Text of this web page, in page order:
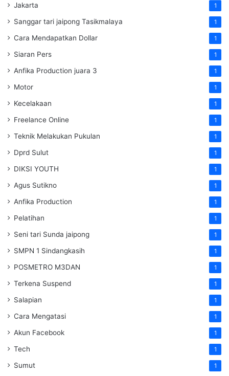
Jakarta 1
Sanggar tari jaipong Tasikmalaya 1
Cara Mendapatkan Dollar 1
Siaran Pers 1
Anfika Production juara 3 1
Motor 1
Kecelakaan 1
Freelance Online 1
Teknik Melakukan Pukulan 1
Dprd Sulut 1
DIKSI YOUTH 1
Agus Sutikno 1
Anfika Production 1
Pelatihan 1
Seni tari Sunda jaipong 1
SMPN 1 Sindangkasih 1
POSMETRO M3DAN 1
Terkena Suspend 1
Salapian 1
Cara Mengatasi 1
Akun Facebook 1
Tech 1
Sumut 1